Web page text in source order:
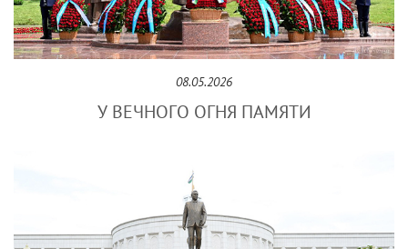
08.05.2026
У ВЕЧНОГО ОГНЯ ПАМЯТИ